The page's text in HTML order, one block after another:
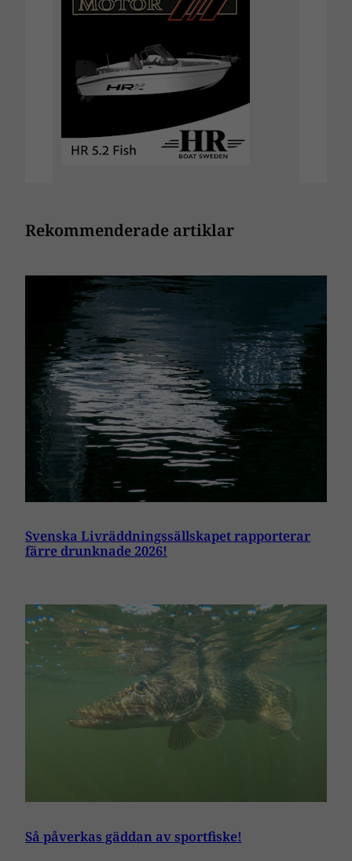
Rekommenderade artiklar
Svenska Livräddningssällskapet rapporterar
färre drunknade 2026!
Så påverkas gäddan av sportfiske!